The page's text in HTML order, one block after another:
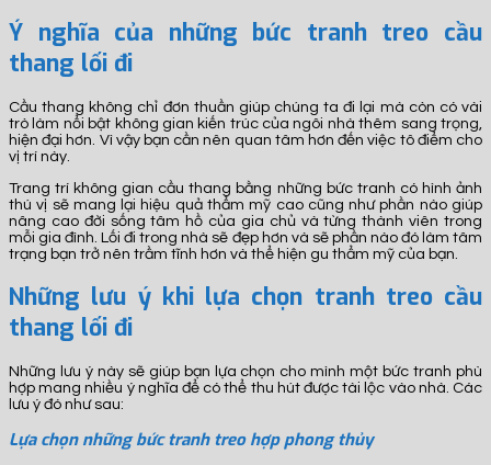
Ý nghĩa của những bức tranh treo cầu
thang lối đi
Cầu thang không chỉ đơn thuần giúp chúng ta đi lại mà còn có vài
trò làm nổi bật không gian kiến trúc của ngôi nhà thêm sang trọng,
hiện đại hơn. Vì vậy bạn cần nên quan tâm hơn đến việc tô điểm cho
vị trí này.
Trang trí không gian cầu thang bằng những bức tranh có hình ảnh
thú vị sẽ mang lại hiệu quả thẩm mỹ cao cũng như phần nào giúp
nâng cao đời sống tâm hồ của gia chủ và từng thành viên trong
mỗi gia đình. Lối đi trong nhà sẽ đẹp hơn và sẽ phần nào đó làm tâm
trạng bạn trở nên trầm tĩnh hơn và thể hiện gu thẩm mỹ của bạn.
Những lưu ý khi lựa chọn tranh treo cầu
thang lối đi
Những lưu ý này sẽ giúp bạn lựa chọn cho mình một bức tranh phù
hợp mang nhiều ý nghĩa để có thể thu hút được tài lộc vào nhà. Các
lưu ý đó như sau:
Lựa chọn những bức tranh treo hợp phong thủy